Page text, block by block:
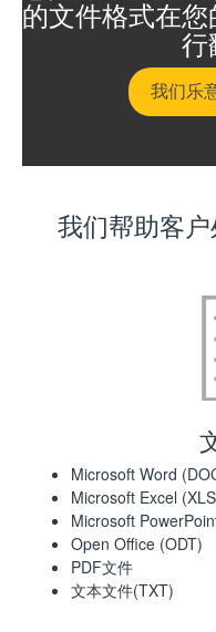
的文件格式在
行
我们乐
我们帮助客
Microsoft Word
Microsoft Excel
Microsoft
Open Office (ODT)
PDF文件
文本文件(TXT)